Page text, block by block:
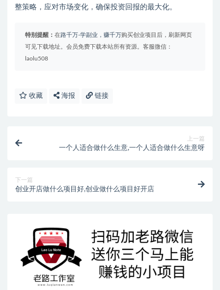
整策略，应对市场变化，确保投资回报的最大化。
特别提醒： 在路千万-学副业，赚千万购买创业项目后，刷新网页
可见下载地址。会员免费下载本站所有资源。客服微信：
laolu508
收藏 海报 链接
上一篇
一个人适合做什么生意,一个人适合做什么生意呀
下一篇
创业开店做什么项目好,创业做什么项目好开店